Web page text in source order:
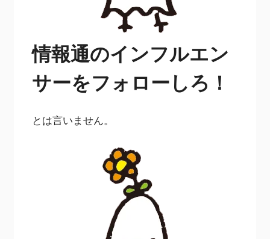
情報通のインフルエン
サーをフォローしろ！
とは言いません。